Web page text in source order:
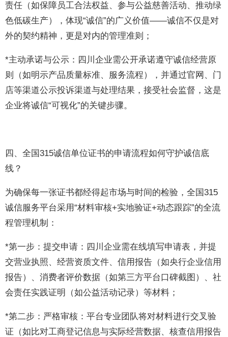
责任（如保障员工合法权益、参与公益慈善活动、推动绿
色低碳生产），体现“诚信”的广义价值——诚信不仅是对
外的契约精神，更是对内的管理准则；
*主动承诺与公示：四川企业需公开承诺遵守诚信经营原
则（如明示产品质量标准、服务流程），并通过官网、门
店等渠道公示投诉渠道与处理结果，接受社会监督，这是
企业将诚信“可视化”的关键步骤。
四、全国315诚信单位证书的申请流程如何守护诚信底
线？
为确保每一张证书都经得起市场与时间的检验，全国315
诚信服务平台采用“材料审核+实地验证+动态跟踪”的全流
程管理机制：
*第一步：提交申请：四川企业需在线填写申请表，并提
交营业执照、经营资质文件、信用报告（如央行企业信用
报告）、消费者评价数据（如第三方平台口碑截图）、社
会责任实践证明（如公益活动记录）等材料；
*第二步：严格审核：平台专业团队将对材料进行交叉验
证（如比对工商登记信息与实际经营数据、核查信用报告